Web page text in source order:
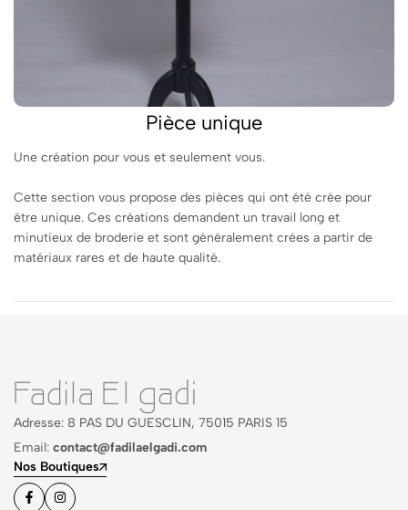
Pièce unique​
Une création pour vous et seulement vous.
Cette section vous propose des pièces qui ont été crée pour
être unique. Ces créations demandent un travail long et
minutieux de broderie et sont généralement crées a partir de
matériaux rares et de haute qualité.
Adresse: 8 PAS DU GUESCLIN, 75015 PARIS 15
Email: contact@fadilaelgadi.com
Nos Boutiques